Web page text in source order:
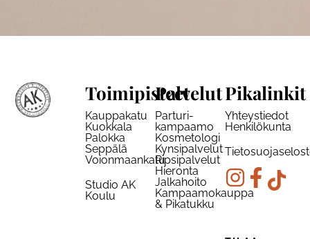
Toimipisteet
Kauppakatu
Kuokkala
Palokka
Seppälä
Voionmaankatu
Studio AK
Koulu
Palvelut
Parturi-
kampaamo
Kosmetologi
Kynsipalvelut
Ripsipalvelut
Hieronta
Jalkahoito
Kampaamokauppa
& Pikatukku
Pikalinkit
Yhteystiedot
Henkilökunta